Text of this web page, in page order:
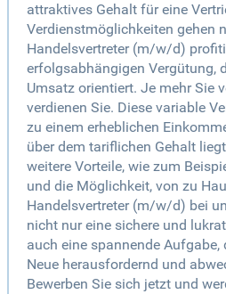
attraktives Gehalt für eine
Verdienstmöglichkeiten gehen
Handelsvertreter (m/w/d)
erfolgsabhängigen Vergütung,
Umsatz orientiert. Je mehr Sie
verdienen Sie. Diese variable
zu einem erheblichen
über dem tariflichen Gehalt
weitere Vorteile, wie zum
und die Möglichkeit, von zu
Handelsvertreter (m/w/d) bei
nicht nur eine sichere und
auch eine spannende Aufgabe,
Neue herausfordernd und
Bewerben Sie sich jetzt und